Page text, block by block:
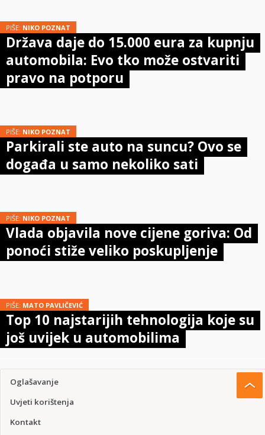
PIŠE: NIKO POZNAT
Država daje do 15.000 eura za kupnju
automobila: Evo tko može ostvariti
pravo na potporu
PIŠE: NIKO POZNAT
Parkirali ste auto na suncu? Ovo se
događa u samo nekoliko sati
PIŠE: NIKO POZNAT
Vlada objavila nove cijene goriva: Od
ponoći stiže veliko poskupljenje
PIŠE: MATO PAVLIČEVIĆ
Top 10 najstarijih tehnologija koje su
još uvijek u automobilima
Oglašavanje
Uvjeti korištenja
Kontakt